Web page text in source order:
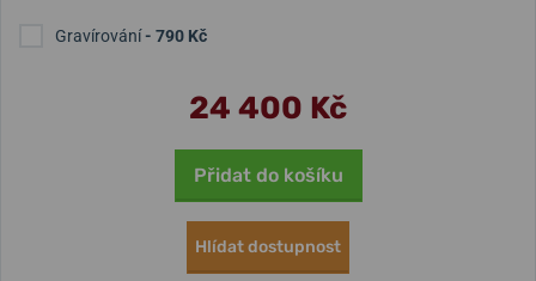
Gravírování- 790 Kč
24 400 Kč
Přidat do košíku
Hlídat dostupnost